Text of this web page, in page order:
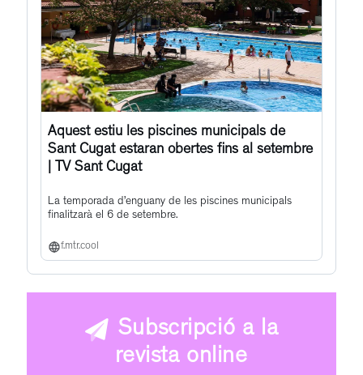
Aquest estiu les piscines municipals de
Sant Cugat estaran obertes fins al setembre
| TV Sant Cugat
La temporada d’enguany de les piscines municipals
finalitzarà el 6 de setembre.
f.mtr.cool
Subscripció a la
revista online